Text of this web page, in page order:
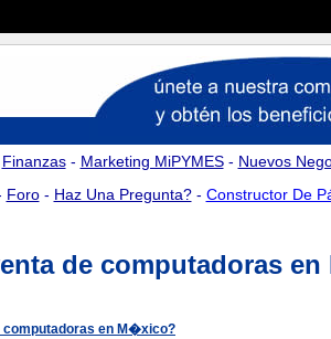
Finanzas- Marketing MiPYMES- Nuevos
Foro- Haz Una Pregunta?- Constructor De
de computadoras
en M�xico?